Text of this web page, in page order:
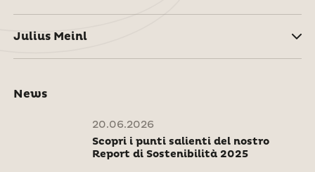
Julius Meinl
News
20.06.2026
Scopri i punti salienti del nostro
Report di Sostenibilità 2025